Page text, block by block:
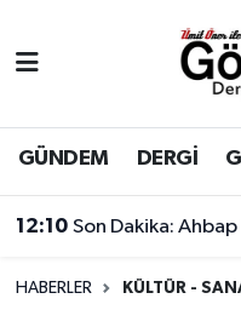
GÜNDEM DERGİ
12:10 Son Dakika: Ahbap
HABERLER KÜLTÜR -
BİLİM
DERGİ
DÜNYA
Eyüpsultan Hava
Eyüpsultan Trafik
Süper Lig Puan
Tüm Manşetler